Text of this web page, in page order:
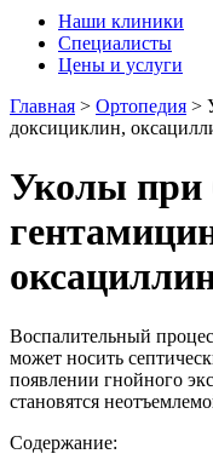
Наши клиники
Специалисты
Цены и услуги
Главная > Ортопедия >
доксициклин,
Уколы при
Воспалительный
может носить
появлении гнойного
становятся
Содержание: